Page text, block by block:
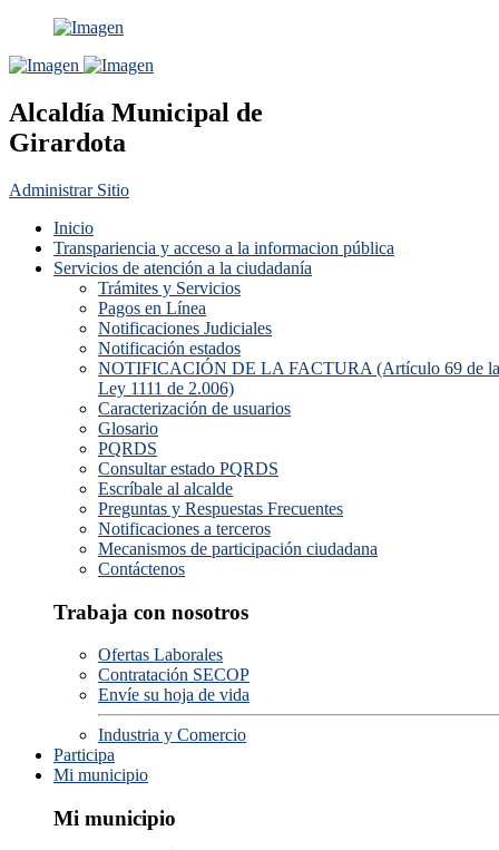
Alcaldía Municipal de
Girardota
Administrar Sitio
Inicio
Transpariencia y acceso a la informacion pública
Servicios de atención a la ciudadanía
Trámites y Servicios
Pagos en Línea
Notificaciones Judiciales
Notificación estados
NOTIFICACIÓN DE LA FACTURA (Artículo 69 de la
Ley 1111 de 2.006)
Caracterización de usuarios
Glosario
PQRDS
Consultar estado PQRDS
Escríbale al alcalde
Preguntas y Respuestas Frecuentes
Notificaciones a terceros
Mecanismos de participación ciudadana
Contáctenos
Trabaja con nosotros
Ofertas Laborales
Contratación SECOP
Envíe su hoja de vida
Industria y Comercio
Participa
Mi municipio
Mi municipio